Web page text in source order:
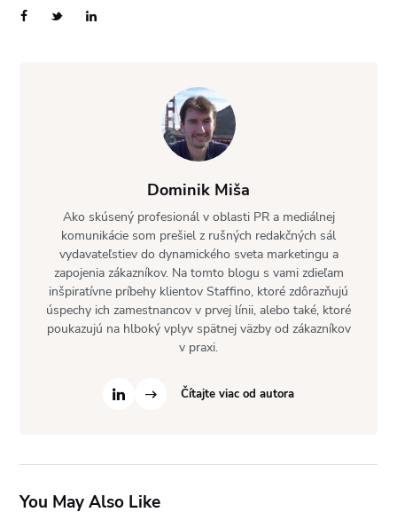
Dominik Miša
Ako skúsený profesionál v oblasti PR a mediálnej
komunikácie som prešiel z rušných redakčných sál
vydavateľstiev do dynamického sveta marketingu a
zapojenia zákazníkov. Na tomto blogu s vami zdieľam
inšpiratívne príbehy klientov Staffino, ktoré zdôrazňujú
úspechy ich zamestnancov v prvej línii, alebo také, ktoré
poukazujú na hlboký vplyv spätnej väzby od zákazníkov
v praxi.
Čítajte viac od autora
You May Also Like